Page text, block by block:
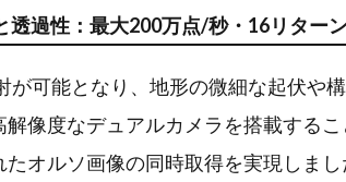
過性：最大200万点/秒・16リター
が可能となり、地形の微細な起伏や
像度なデュアルカメラを搭載する
オルソ画像の同時取得を実現しま